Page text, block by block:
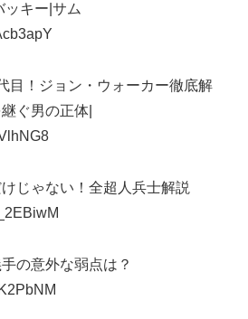
ッキー|サム
目！ジョン・ウォーカー徹底解
継ぐ男の正体|
じゃない！全超人兵士解説
の意外な弱点は？